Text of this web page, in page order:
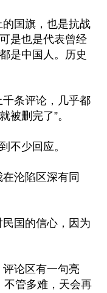
国旗，也是抗战
是也是代表曾经
是中国人。历史
条评论，几乎都
被删完了”。
不少回应。
沦陷区深有同
国的信心，因为
论区有一句亮
不管多难，天会再